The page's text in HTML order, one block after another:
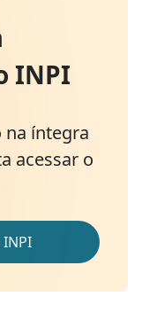
INPI
na íntegra
acessar o